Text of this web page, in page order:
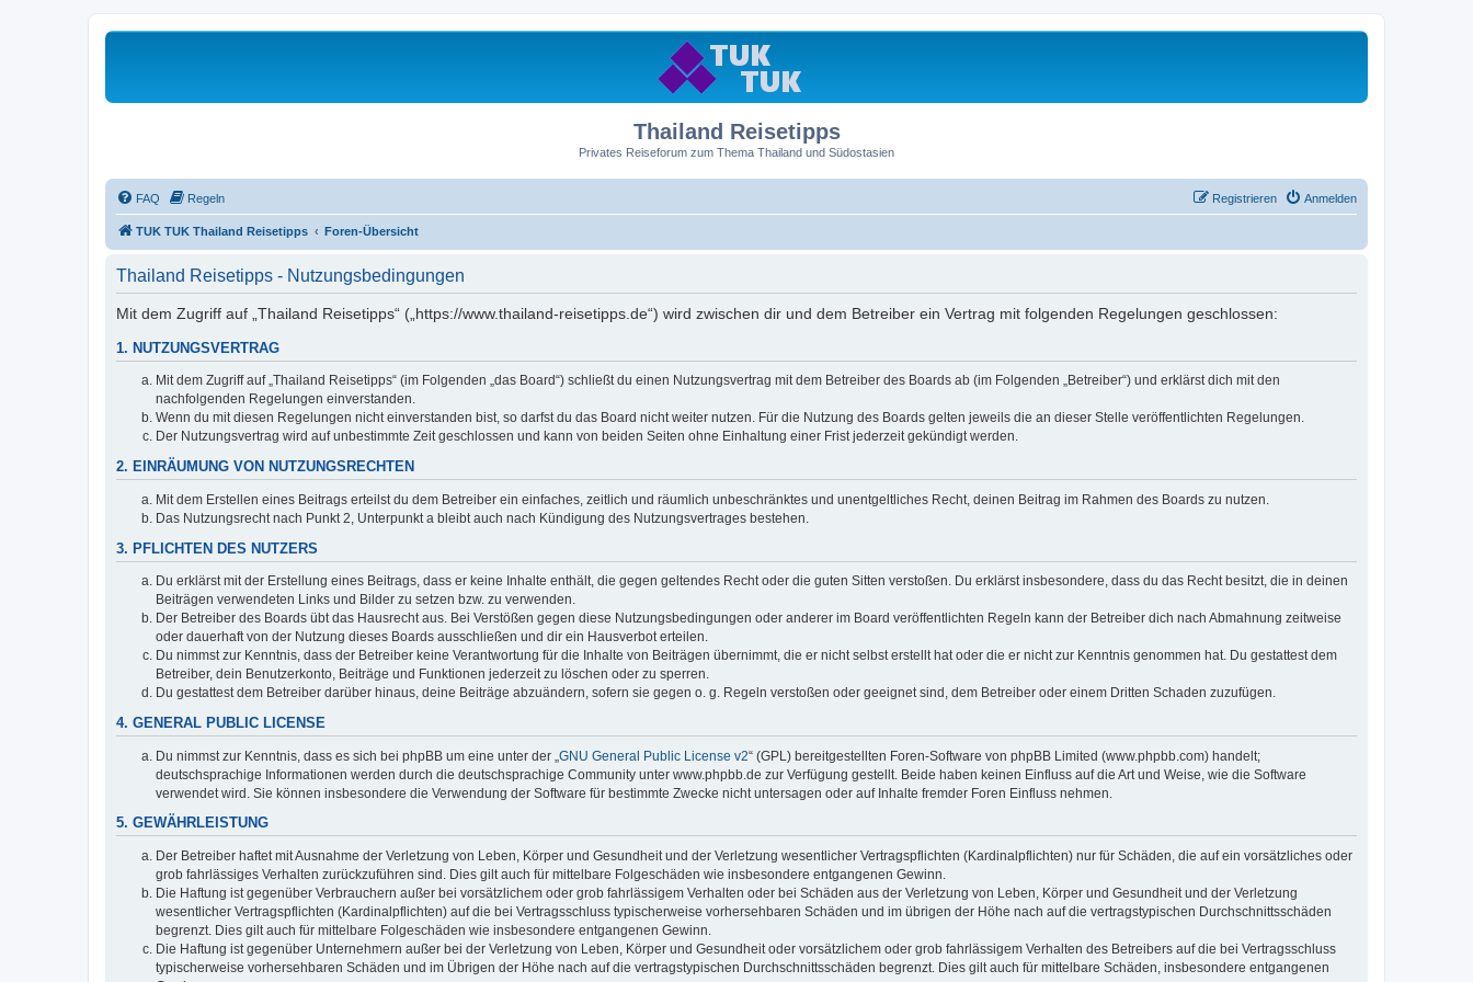
Thailand Reisetipps
Privates Reiseforum zum Thema Thailand und Südostasien
FAQ Regeln Anmelden
Registrieren
TUK TUK Thailand Reisetipps Foren-Übersicht
Thailand Reisetipps - Nutzungsbedingungen
Mit dem Zugriff auf „Thailand Reisetipps“ („https://www.thailand-reisetipps.de“) wird zwischen dir und dem Betreiber ein Vertrag mit folgenden Regelungen geschlossen:
1. NUTZUNGSVERTRAG
Mit dem Zugriff auf „Thailand Reisetipps“ (im Folgenden „das Board“) schließt du einen Nutzungsvertrag mit dem Betreiber des Boards ab (im Folgenden „Betreiber“) und erklärst dich mit den
nachfolgenden Regelungen einverstanden.
Wenn du mit diesen Regelungen nicht einverstanden bist, so darfst du das Board nicht weiter nutzen. Für die Nutzung des Boards gelten jeweils die an dieser Stelle veröffentlichten Regelungen.
Der Nutzungsvertrag wird auf unbestimmte Zeit geschlossen und kann von beiden Seiten ohne Einhaltung einer Frist jederzeit gekündigt werden.
2. EINRÄUMUNG VON NUTZUNGSRECHTEN
Mit dem Erstellen eines Beitrags erteilst du dem Betreiber ein einfaches, zeitlich und räumlich unbeschränktes und unentgeltliches Recht, deinen Beitrag im Rahmen des Boards zu nutzen.
Das Nutzungsrecht nach Punkt 2, Unterpunkt a bleibt auch nach Kündigung des Nutzungsvertrages bestehen.
3. PFLICHTEN DES NUTZERS
Du erklärst mit der Erstellung eines Beitrags, dass er keine Inhalte enthält, die gegen geltendes Recht oder die guten Sitten verstoßen. Du erklärst insbesondere, dass du das Recht besitzt, die in deinen
Beiträgen verwendeten Links und Bilder zu setzen bzw. zu verwenden.
Der Betreiber des Boards übt das Hausrecht aus. Bei Verstößen gegen diese Nutzungsbedingungen oder anderer im Board veröffentlichten Regeln kann der Betreiber dich nach Abmahnung zeitweise
oder dauerhaft von der Nutzung dieses Boards ausschließen und dir ein Hausverbot erteilen.
Du nimmst zur Kenntnis, dass der Betreiber keine Verantwortung für die Inhalte von Beiträgen übernimmt, die er nicht selbst erstellt hat oder die er nicht zur Kenntnis genommen hat. Du gestattest dem
Betreiber, dein Benutzerkonto, Beiträge und Funktionen jederzeit zu löschen oder zu sperren.
Du gestattest dem Betreiber darüber hinaus, deine Beiträge abzuändern, sofern sie gegen o. g. Regeln verstoßen oder geeignet sind, dem Betreiber oder einem Dritten Schaden zuzufügen.
4. GENERAL PUBLIC LICENSE
Du nimmst zur Kenntnis, dass es sich bei phpBB um eine unter der „ GNU General Public License v2“ (GPL) bereitgestellten Foren-Software von phpBB Limited (www.phpbb.com) handelt;
deutschsprachige Informationen werden durch die deutschsprachige Community unter www.phpbb.de zur Verfügung gestellt. Beide haben keinen Einfluss auf die Art und Weise, wie die Software
verwendet wird. Sie können insbesondere die Verwendung der Software für bestimmte Zwecke nicht untersagen oder auf Inhalte fremder Foren Einfluss nehmen.
5. GEWÄHRLEISTUNG
Der Betreiber haftet mit Ausnahme der Verletzung von Leben, Körper und Gesundheit und der Verletzung wesentlicher Vertragspflichten (Kardinalpflichten) nur für Schäden, die auf ein vorsätzliches oder
grob fahrlässiges Verhalten zurückzuführen sind. Dies gilt auch für mittelbare Folgeschäden wie insbesondere entgangenen Gewinn.
Die Haftung ist gegenüber Verbrauchern außer bei vorsätzlichem oder grob fahrlässigem Verhalten oder bei Schäden aus der Verletzung von Leben, Körper und Gesundheit und der Verletzung
wesentlicher Vertragspflichten (Kardinalpflichten) auf die bei Vertragsschluss typischerweise vorhersehbaren Schäden und im übrigen der Höhe nach auf die vertragstypischen Durchschnittsschäden
begrenzt. Dies gilt auch für mittelbare Folgeschäden wie insbesondere entgangenen Gewinn.
Die Haftung ist gegenüber Unternehmern außer bei der Verletzung von Leben, Körper und Gesundheit oder vorsätzlichem oder grob fahrlässigem Verhalten des Betreibers auf die bei Vertragsschluss
typischerweise vorhersehbaren Schäden und im Übrigen der Höhe nach auf die vertragstypischen Durchschnittsschäden begrenzt. Dies gilt auch für mittelbare Schäden, insbesondere entgangenen